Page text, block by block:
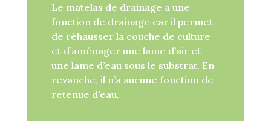
Le matelas de drainage a une
fonction de drainage car il permet
de réhausser la couche de culture
et d’aménager une lame d’air et
une lame d’eau sous le substrat. En
revanche, il n’a aucune fonction de
retenue d’eau.